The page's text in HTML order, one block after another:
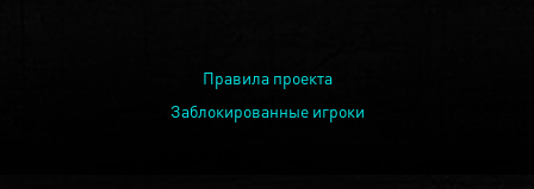
Правила проекта
Заблокированные игроки